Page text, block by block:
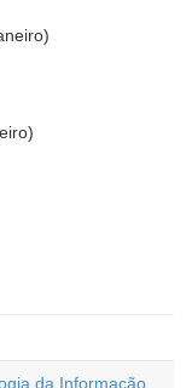
da Informação